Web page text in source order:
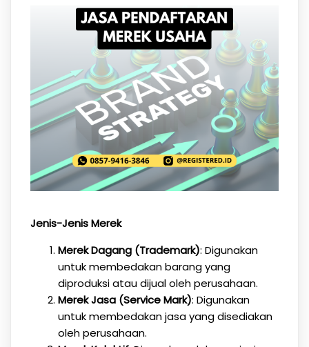
Jenis-Jenis Merek
Merek Dagang (Trademark): Digunakan
untuk membedakan barang yang
diproduksi atau dijual oleh perusahaan.
Merek Jasa (Service Mark): Digunakan
untuk membedakan jasa yang disediakan
oleh perusahaan.